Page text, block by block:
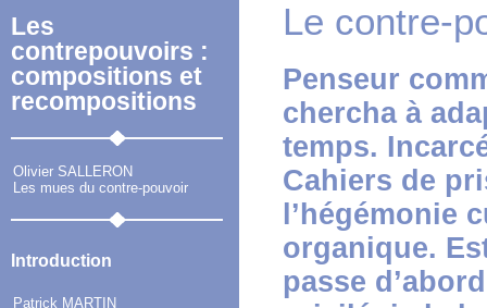
Les
contrepouvoirs :
compositions et
recompositions
Olivier SALLERON
Les mues du contre-pouvoir
Introduction
Patrick MARTIN
Le contre-
Penseur
chercha à
temps.
Cahiers de
l’hégémonie
organique.
passe